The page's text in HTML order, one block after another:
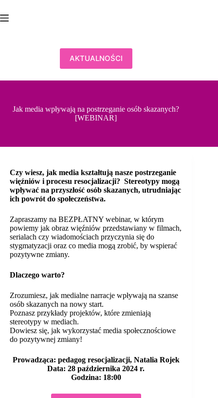
treści
AKTUALNOŚCI
Jak media wpływają na postrzeganie osób skazanych?
[WEBINAR]
Czy wiesz, jak media kształtują nasze postrzeganie
więźniów i procesu resocjalizacji? Stereotypy mogą
wpływać na przyszłość osób skazanych, utrudniając
ich powrót do społeczeństwa.
Zapraszamy na BEZPŁATNY webinar, w którym
powiemy jak obraz więźniów przedstawiany w filmach,
serialach czy wiadomościach przyczynia się do
stygmatyzacji oraz co media mogą zrobić, by wspierać
pozytywne zmiany.
Dlaczego warto?
Zrozumiesz, jak medialne narracje wpływają na szanse
osób skazanych na nowy start.
Poznasz przykłady projektów, które zmieniają
stereotypy w mediach.
Dowiesz się, jak wykorzystać media społecznościowe
do pozytywnej zmiany!
Prowadząca: pedagog resocjalizacji, Natalia Rojek
Data: 28 października 2024 r.
Godzina: 18:00